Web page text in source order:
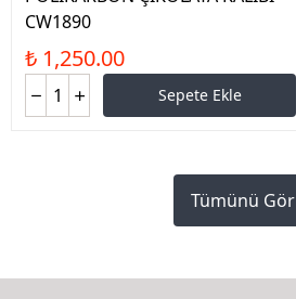
CW1890
₺ 1,250.00
Sepete Ekle
Tümünü Gör